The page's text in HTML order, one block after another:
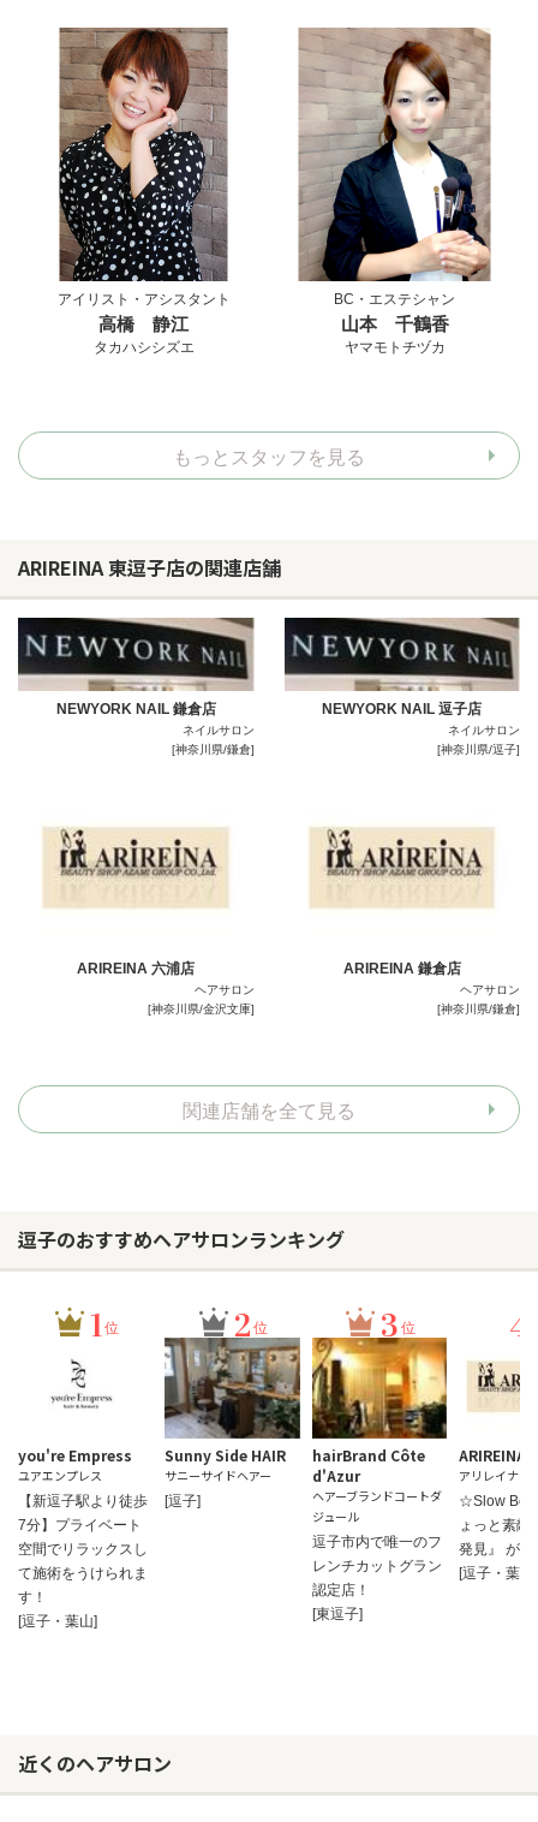
アイリスト・アシスタント
高橋 静江
タカハシシズエ
BC・エステシャン
山本 千鶴香
ヤマモトチヅカ
もっとスタッフを見る
ARIREINA 東逗子店の関連店舗
NEWYORK NAIL 鎌倉店
ネイルサロン
[神奈川県/鎌倉]
NEWYORK NAIL 逗子店
ネイルサロン
[神奈川県/逗子]
ARIREINA 六浦店
ヘアサロン
[神奈川県/金沢文庫]
ARIREINA 鎌倉店
ヘアサロン
[神奈川県/鎌倉]
関連店舗を全て見る
逗子のおすすめヘアサロンランキング
1位
you're Empress
ユアエンプレス
【新逗子駅より徒歩
7分】プライベート
空間でリラックスし
て施術をうけられま
す！
[逗子・葉山]
2 位
Sunny Side HAIR
サニーサイドヘアー
[逗子]
3 位
hairBrand Côte
d'Azur
ヘアーブランドコートダ
ジュール
逗子市内で唯一のフ
レンチカットグラン
認定店！
[東逗子]
4
ARIREINA
アリレイナズ
☆Slow
ょっと素敵
発見』 がで
[逗子・葉山]
近くのヘアサロン